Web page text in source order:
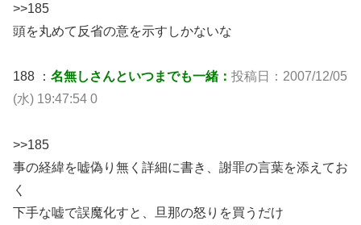
>>185
頭を丸めて反省の意を示すしかないな
188 ： 名無しさんといつまでも一緒： 投稿日：2007/12/05
(水) 19:47:54 0
>>185
事の経緯を嘘偽り無く詳細に書き、謝罪の言葉を添えてお
く
下手な嘘で誤魔化すと、旦那の怒りを買うだけ